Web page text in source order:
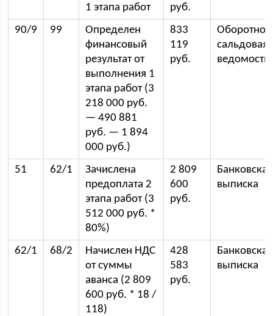
1 этапа работ
руб.
90/9 99
Определен
финансовый
результат от
выполнения 1
этапа работ (3
218 000 руб.
— 490 881
руб. — 1 894
000 руб.)
833
119
руб.
Оборотно-
сальдовая
ведомость
51 62/1
Зачислена
предоплата 2
этапа работ (3
512 000 руб. *
80%)
2 809
600
руб.
Банковская
выписка
62/1 68/2
Начислен НДС
от суммы
аванса (2 809
600 руб. * 18 /
118)
428
583
руб.
Банковская
выписка